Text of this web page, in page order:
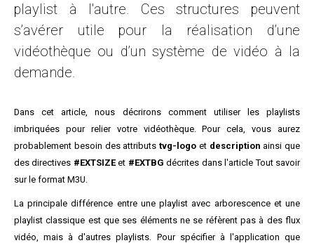
playlist à l'autre. Ces structures peuvent
s’avérer utile pour la réalisation d’une
vidéothèque ou d’un système de vidéo à la
demande.
Dans cet article, nous décrirons comment utiliser les playlists
imbriquées pour relier votre vidéothèque. Pour cela, vous aurez
probablement besoin des attributs tvg-logo et description ainsi que
des directives #EXTSIZEet #EXTBG décrites dans l'articleTout savoir
sur le format M3U.
La principale différence entre une playlist avec arborescence et une
playlist classique est que ses éléments ne se réfèrent pas à des flux
vidéo, mais à d'autres playlists. Pour spécifier à l'application que